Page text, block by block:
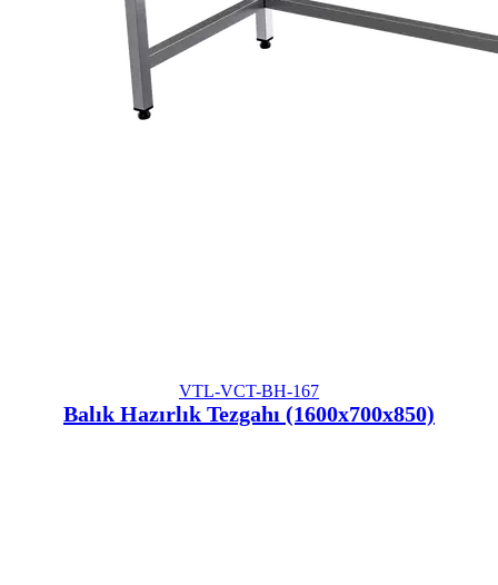
VTL-VCT-BH-167
Balık Hazırlık Tezgahı (1600x700x850)